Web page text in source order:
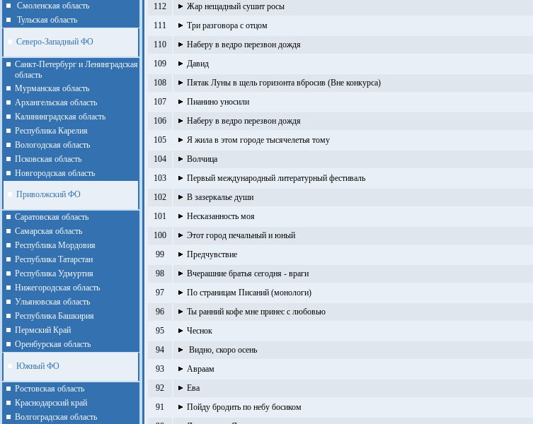
Смоленская область
Тульская область
Северо-Западный ФО
Санкт-Петербург и Ленинградская
область
Мурманская область
Архангельская область
Калининградская область
Республика Карелия
Вологодская область
Псковская область
Новгородская область
Приволжский ФО
Cаратовская область
Cамарская область
Республика Мордовия
Республика Татарстан
Республика Удмуртия
Нижегородская область
Ульяновская область
Республика Башкирия
Пермский Край
Оренбурская область
Южный ФО
Ростовская область
Краснодарский край
Волгоградская область
112 Жар нещадный сушит росы
111 Три разговора с отцом
110 Наберу в ведро перезвон дождя
109 Давид
108 Пятак Луны в щель горизонта вбросив (Вне конкурса)
107 Пианино уносили
106 Наберу в ведро перезвон дождя
105 Я жила в этом городе тысячелетья тому
104 Волчица
103 Первый международный литературный фестиваль
102 В зазеркалье души
101 Несказанность моя
100 Этот город печальный и юный
99 Предчувствие
98 Вчерашние братья сегодня - враги
97 По страницам Писаний (монологи)
96 Ты ранний кофе мне принес с любовью
95 Чеснок
94 Видно, скоро осень
93 Авраам
92 Ева
91 Пойду бродить по небу босиком